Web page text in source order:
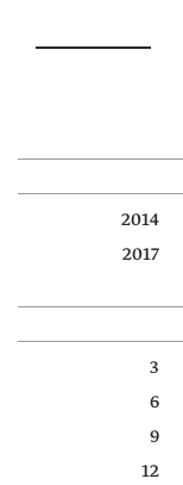
2014
2017
3
6
9
12